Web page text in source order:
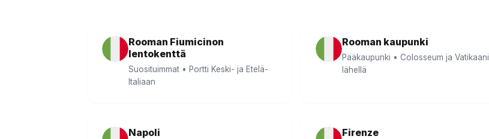
Rooman Fiumicinon
lentokenttä
Suosituimmat • Portti Keski- ja Etelä-
Italiaan
Rooman kaupunki
Pääkaupunki • Colosseum ja Vatikaani
lähellä
Napoli Firenze